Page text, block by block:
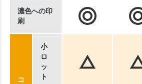
濃色への印
刷
コ
小
ロ
ッ
ト